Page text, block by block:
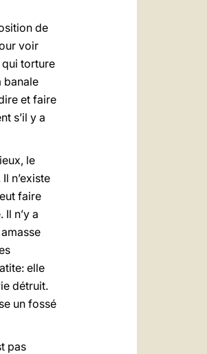
de
voir
qui torture
banale
et faire
s’il y a
le
n’existe
faire
n’y a
elle
détruit.
un fossé
pas